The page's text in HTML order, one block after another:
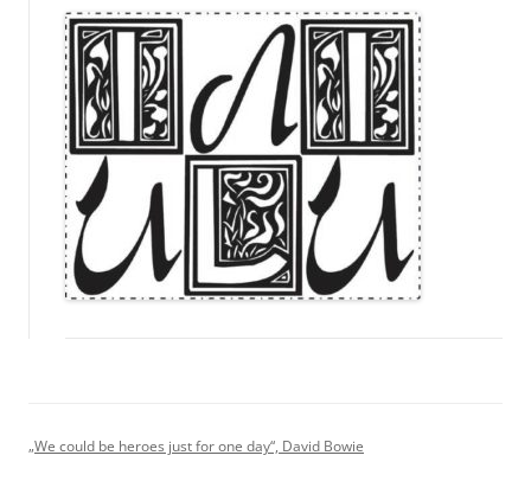
„We could be heroes just for one day“, David Bowie